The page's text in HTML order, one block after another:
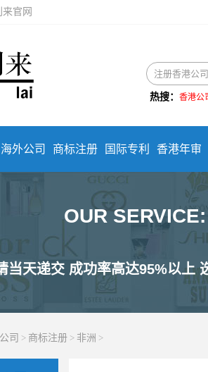
官网
热搜： 香港公
海外公司 商标注册 国际专利 香港年审
OUR
当天递交 成功率高达95%以上
司 > 商标注册 > 非洲 >